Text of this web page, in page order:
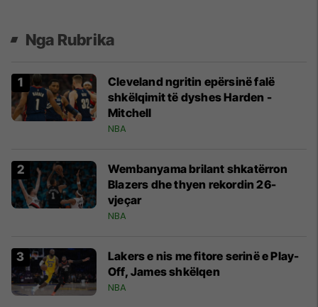
Nga Rubrika
Cleveland ngritin epërsinë falë
shkëlqimit të dyshes Harden -
Mitchell
NBA
Wembanyama brilant shkatërron
Blazers dhe thyen rekordin 26-
vjeçar
NBA
Lakers e nis me fitore serinë e Play-
Off, James shkëlqen
NBA